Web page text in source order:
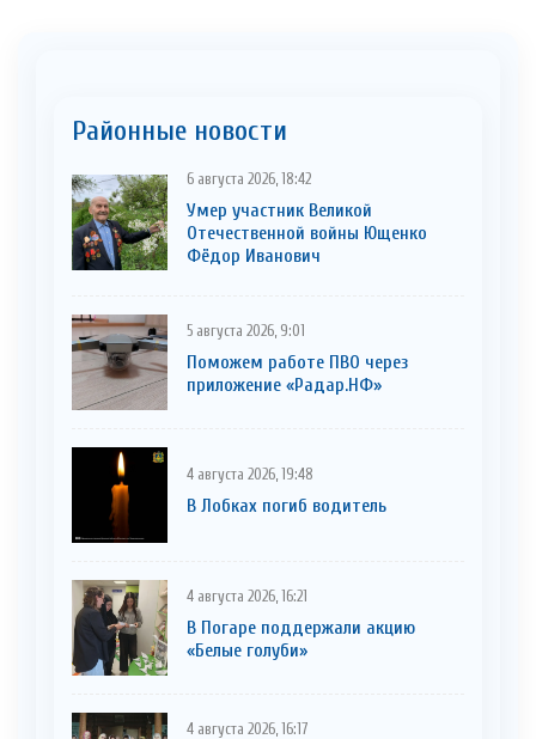
Районные новости
6 августа 2026, 18:42
Умер участник Великой
Отечественной войны Ющенко
Фёдор Иванович
5 августа 2026, 9:01
Поможем работе ПВО через
приложение «Радар.НФ»
4 августа 2026, 19:48
В Лобках погиб водитель
4 августа 2026, 16:21
В Погаре поддержали акцию
«Белые голуби»
4 августа 2026, 16:17